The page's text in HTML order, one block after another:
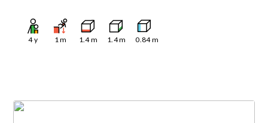
4y 1m 1.4m 1.4m 0.84m